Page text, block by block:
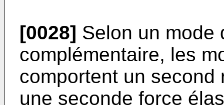
[0028] Selon un mode
complémentaire, les
comportent un
une seconde force